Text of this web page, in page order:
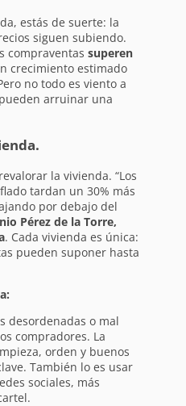
estás de suerte: la
siguen subiendo.
compraventas superen
crecimiento estimado
no todo es viento a
arruinar una
la vivienda. “Los
tardan un 30% más
por debajo del
Pérez de la Torre,
. Cada vivienda es única:
pueden suponer hasta
desordenadas o mal
compradores. La
orden y buenos
También lo es usar
sociales, más